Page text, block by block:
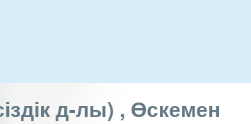
д-лы) , Өскемен